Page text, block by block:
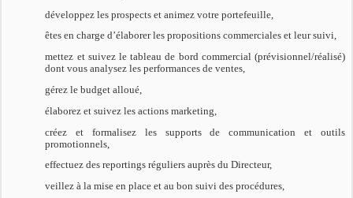
développez les prospects et animez votre portefeuille,
êtes en charge d’élaborer les propositions commerciales et leur suivi,
mettez et suivez le tableau de bord commercial (prévisionnel/réalisé)
dont vous analysez les performances de ventes,
gérez le budget alloué,
élaborez et suivez les actions marketing,
créez et formalisez les supports de communication et outils
promotionnels,
effectuez des reportings réguliers auprès du Directeur,
veillez à la mise en place et au bon suivi des procédures,